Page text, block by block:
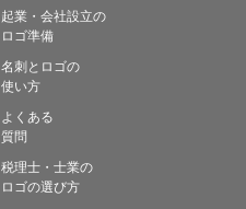
起業・会社設立の
ロゴ準備
名刺とロゴの
使い方
よくある
質問
税理士・士業の
ロゴの選び方